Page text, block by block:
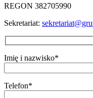
REGON 382705990
Sekretariat:
Imię i nazwisko*
Telefon*